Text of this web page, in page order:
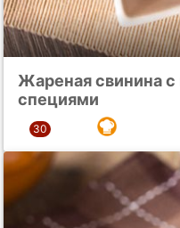
Жареная свинина
специями